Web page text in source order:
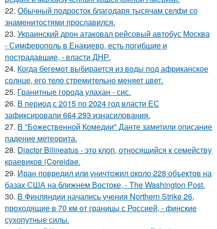
22. Обычный подросток благодаря тысячам селфи со
знаменитостями прославился.
23. Украинский дрон атаковал рейсовый автобус Москва
- Симферополь в Енакиево, есть погибшие и
пострадавшие, - власти ДНР.
24. Когда бегемот выбирается из воды под африканское
солнце, его тело стремительно меняет цвет.
25. Гранитные города улахан - сис.
26. В период с 2015 по 2024 год власти ЕС
зафиксировали 664 293 изнасилования.
27. В "Божественной Комедии" Данте заметили описание
падение метеорита.
28. Diactor Bilineatus - это клоп, относящийся к семейству
краевиков (Coreidae.
29. Иран повредил или уничтожил около 228 объектов на
базах США на ближнем Востоке, - The Washington Post.
30. В Финляндии начались учения Northern Strike 26,
проходящие в 70 км от границы с Россией, - финские
сухопутные силы.